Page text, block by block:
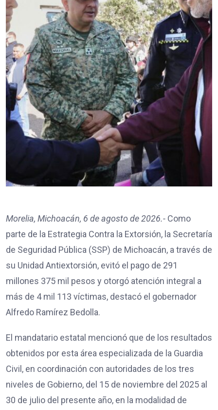
Morelia, Michoacán, 6 de agosto de 2026.- Como
parte de la Estrategia Contra la Extorsión, la Secretaría
de Seguridad Pública (SSP) de Michoacán, a través de
su Unidad Antiextorsión, evitó el pago de 291
millones 375 mil pesos y otorgó atención integral a
más de 4 mil 113 víctimas, destacó el gobernador
Alfredo Ramírez Bedolla.
El mandatario estatal mencionó que de los resultados
obtenidos por esta área especializada de la Guardia
Civil, en coordinación con autoridades de los tres
niveles de Gobierno, del 15 de noviembre del 2025 al
30 de julio del presente año, en la modalidad de